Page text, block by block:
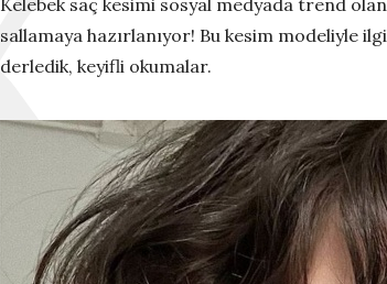
sallamaya hazırlanıyor! Bu kesim modeliyle
derledik, keyifli okumalar.